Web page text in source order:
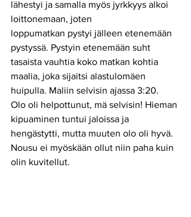
lähestyi ja samalla myös jyrkkyys alkoi
loittonemaan, joten
loppumatkan pystyi jälleen etenemään
pystyssä. Pystyin etenemään suht
tasaista vauhtia koko matkan kohtia
maalia, joka sijaitsi alastulomäen
huipulla. Maliin selvisin ajassa 3:20.
Olo oli helpottunut, mä selvisin! Hieman
kipuaminen tuntui jaloissa ja
hengästytti, mutta muuten olo oli hyvä.
Nousu ei myöskään ollut niin paha kuin
olin kuvitellut.